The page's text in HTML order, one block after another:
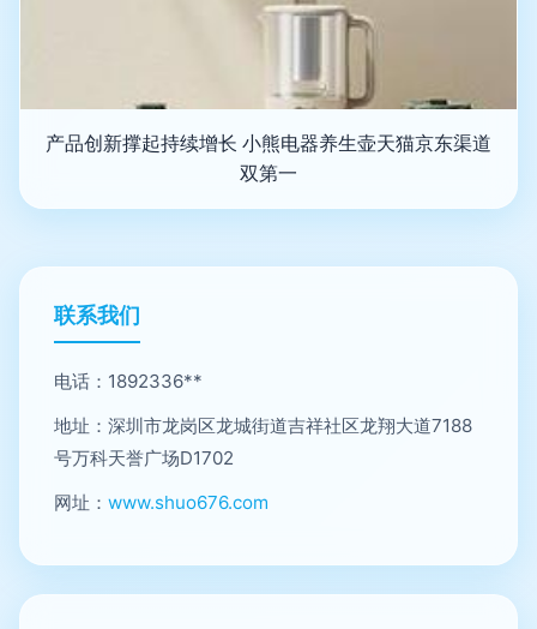
产品创新撑起持续增长 小熊电器养生壶天猫京东渠道
双第一
联系我们
电话：1892336**
地址：深圳市龙岗区龙城街道吉祥社区龙翔大道7188
号万科天誉广场D1702
网址： www.shuo676.com